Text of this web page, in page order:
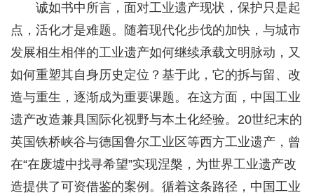
诚如书中所言，面对工业遗产现状，保护只是起
点，活化才是难题。随着现代化步伐的加快，与城市
发展相生相伴的工业遗产如何继续承载文明脉动，又
如何重塑其自身历史定位？基于此，它的拆与留、改
造与重生，逐渐成为重要课题。在这方面，中国工业
遗产改造兼具国际化视野与本土化经验。20世纪末的
英国铁桥峡谷与德国鲁尔工业区等西方工业遗产，曾
在“在废墟中找寻希望”实现涅槃，为世界工业遗产改
造提供了可资借鉴的案例。循着这条路径，中国工业